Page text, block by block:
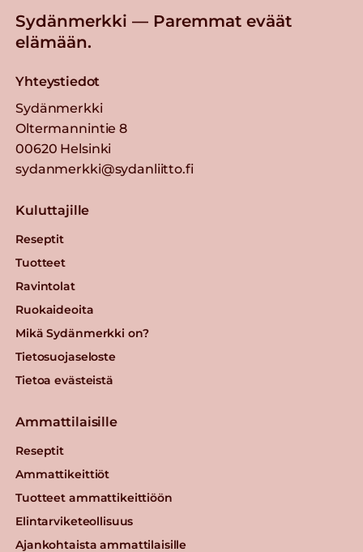
Sydänmerkki — Paremmat eväät
elämään.
Yhteystiedot
Sydänmerkki
Oltermannintie 8
00620 Helsinki
sydanmerkki@sydanliitto.fi
Kuluttajille
Reseptit
Tuotteet
Ravintolat
Ruokaideoita
Mikä Sydänmerkki on?
Tietosuojaseloste
Tietoa evästeistä
Ammattilaisille
Reseptit
Ammattikeittiöt
Tuotteet ammattikeittiöön
Elintarviketeollisuus
Ajankohtaista ammattilaisille